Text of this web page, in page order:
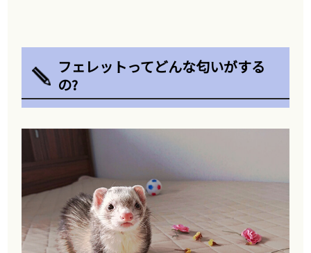
フェレットってどんな匂いがする
の?